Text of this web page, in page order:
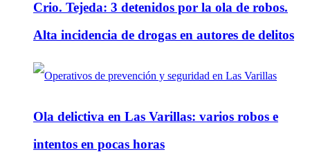
Crio. Tejeda: 3 detenidos por la ola de robos.
Alta incidencia de drogas en autores de delitos
Ola delictiva en Las Varillas: varios robos e
intentos en pocas horas